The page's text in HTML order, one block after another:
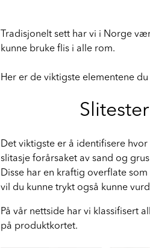
Tradisjonelt sett har vi i Norge
kunne bruke flis i alle rom.
Her er de viktigste elementene
Det viktigste er å identifisere
slitasje forårsaket av sand og
Disse har en kraftig overflate
vil du kunne trykt også kunne
På vår nettside har vi klassifisert
på produktkortet.